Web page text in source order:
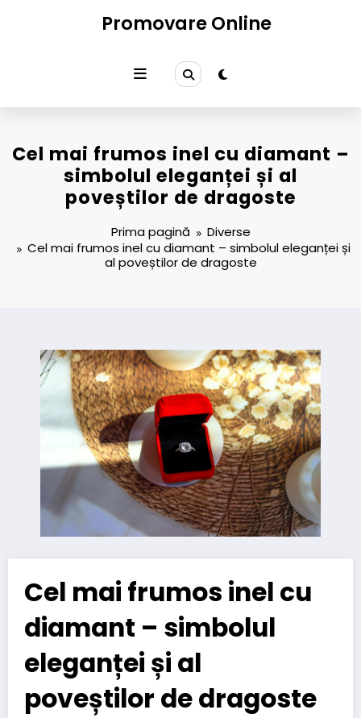
Promovare Online
Cel mai frumos inel cu diamant –
simbolul eleganței și al
poveștilor de dragoste
Prima pagină
Diverse
Cel mai frumos inel cu diamant – simbolul eleganței și
al poveștilor de dragoste
Cel mai frumos inel cu
diamant – simbolul
eleganței și al
poveștilor de dragoste